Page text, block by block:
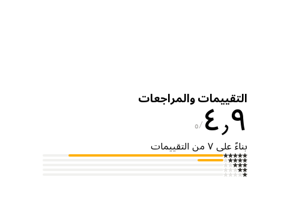
التقييمات والمراجعات
٤٫٩ ٥
بناءً على ٧ من التقييمات